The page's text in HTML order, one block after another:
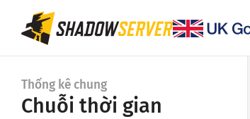
Thống kê chung
Chuỗi thời gian